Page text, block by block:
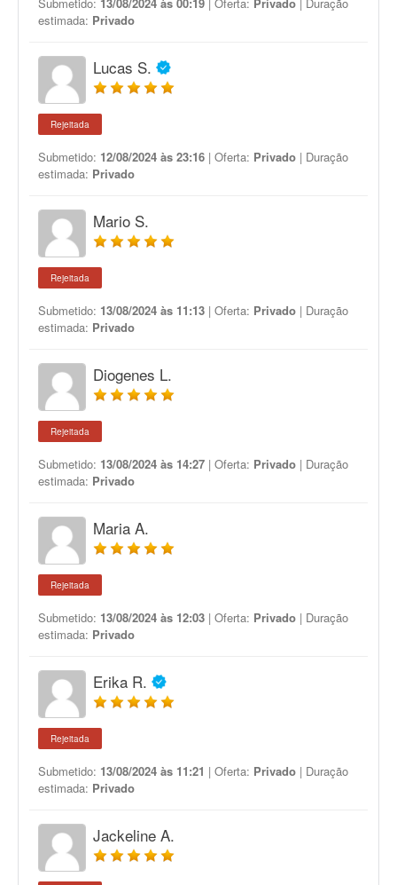
estimada: Privado
Lucas S.
Rejeitada
Submetido: 12/08/2024 às 23:16 | Oferta: Privado | Duração
estimada: Privado
Mario S.
Rejeitada
Submetido: 13/08/2024 às 11:13 | Oferta: Privado | Duração
estimada: Privado
Diogenes L.
Rejeitada
Submetido: 13/08/2024 às 14:27 | Oferta: Privado | Duração
estimada: Privado
Maria A.
Rejeitada
Submetido: 13/08/2024 às 12:03 | Oferta: Privado | Duração
estimada: Privado
Erika R.
Rejeitada
Submetido: 13/08/2024 às 11:21 | Oferta: Privado | Duração
estimada: Privado
Jackeline A.